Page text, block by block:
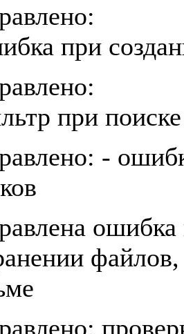
при
при
-
ошибка